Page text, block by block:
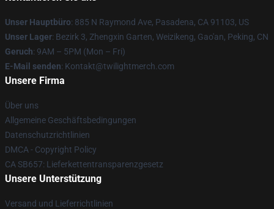
Unser Hauptbüro: 885 N Raymond Ave, Pasadena, CA 91103, US
Unser Lager: Bezirk 3, Zhengxin Garten, Weizikeng, Gao'an, Peking, CN
Geruch: 9AM – 5PM (Mon – Fri)
E-Mail senden: Kontakt@twilightmerch.com
Unsere Firma
Über uns
Allgemeine Geschäftsbedingungen
Datenschutzrichtlinien
DMCA - Copyright Policy
CA SB657: Lieferkettentransparenzgesetz
Unsere Unterstützung
Versand und Lieferrichtlinien